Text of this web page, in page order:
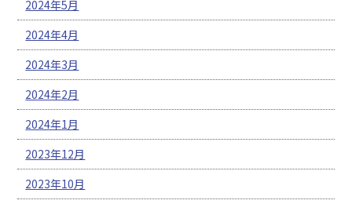
2024年5月
2024年4月
2024年3月
2024年2月
2024年1月
2023年12月
2023年10月